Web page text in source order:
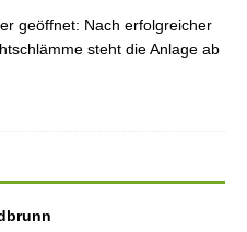
geöffnet: Nach erfolgreicher
steht die Anlage ab